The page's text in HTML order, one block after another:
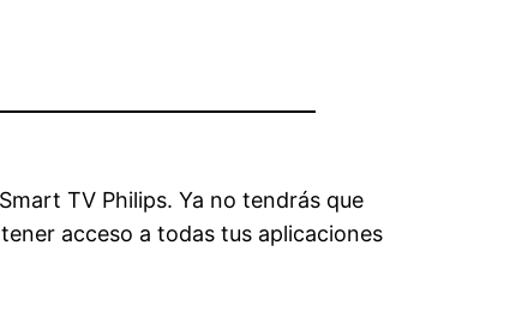
TV Philips. Ya no tendrás que
acceso a todas tus aplicaciones